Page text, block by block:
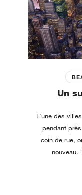
Un
L’une des
pendant
coin de rue,
nouveau.